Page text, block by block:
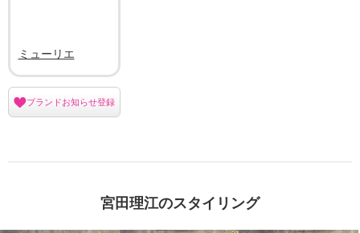
ミューリエ
ブランドお知らせ登録
宮田理江のスタイリング